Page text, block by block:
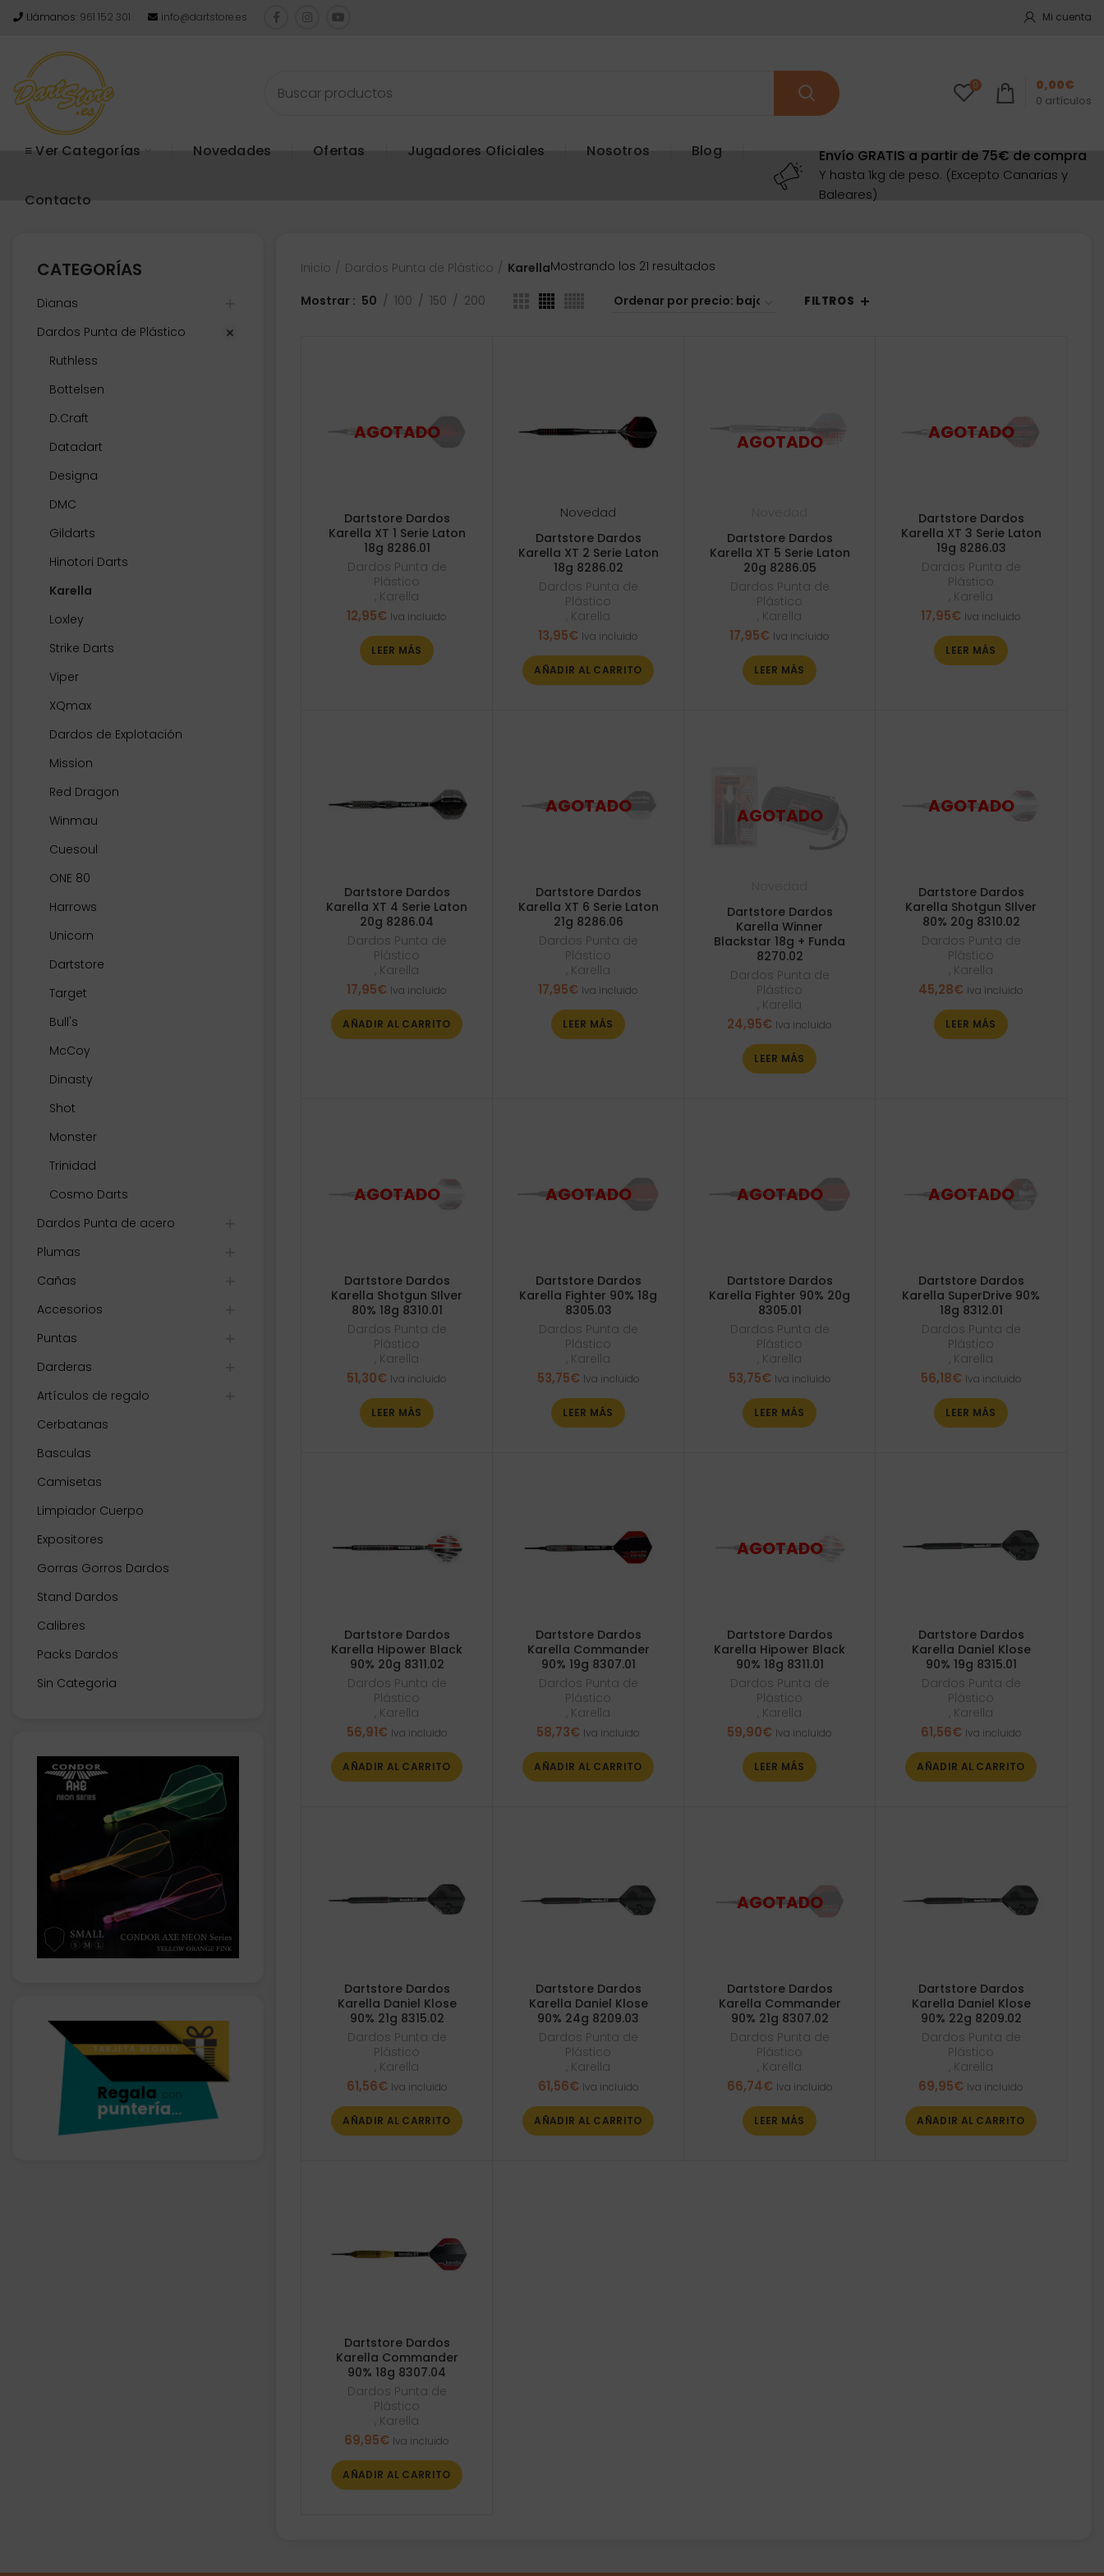
Llámanos: 961 152 301 info@dartstore.es Mi cuenta
0
0 artículos
0,00€
≡ Ver Categorías Novedades Ofertas Jugadores Oficiales Nosotros Blog
Contacto
Envío GRATIS a partir de 75€ de compra
Y hasta 1kg de peso. (Excepto Canarias y
Baleares)
CATEGORÍAS
Dianas
Dardos Punta de Plástico
Ruthless
Bottelsen
D.Craft
Datadart
Designa
DMC
Gildarts
Hinotori Darts
Karella
Loxley
Strike Darts
Viper
XQmax
Dardos de Explotación
Mission
Red Dragon
Winmau
Cuesoul
ONE 80
Harrows
Unicorn
Dartstore
Target
Bull's
McCoy
Dinasty
Shot
Monster
Trinidad
Cosmo Darts
Dardos Punta de acero
Plumas
Cañas
Accesorios
Puntas
Darderas
Artículos de regalo
Cerbatanas
Basculas
Camisetas
Limpiador Cuerpo
Expositores
Gorras Gorros Dardos
Stand Dardos
Calibres
Packs Dardos
Sin Categoria
Inicio Dardos Punta de Plástico KarellaMostrando los 21 resultados
precio:
Mostrar 50 100 150 200 FILTROS
Dartstore Dardos
Karella XT 1 Serie Laton
18g 8286.01
Dardos Punta de
Plástico
, Karella
12,95€ Iva incluido
LEER MÁS
Novedad
Dartstore Dardos
Karella XT 2 Serie Laton
18g 8286.02
Dardos Punta de
Plástico
, Karella
13,95€ Iva incluido
AÑADIR AL CARRITO
Dartstore Dardos
Karella XT 5 Serie Laton
20g 8286.05
Dardos Punta de
Plástico
, Karella
17,95€ Iva incluido
LEER MÁS
Dartstore Dardos
Karella XT 3 Serie Laton
19g 8286.03
Dardos Punta de
Plástico
, Karella
17,95€ Iva incluido
LEER MÁS
Dartstore Dardos
Karella XT 4 Serie Laton
20g 8286.04
Dardos Punta de
Plástico
, Karella
17,95€ Iva incluido
AÑADIR AL CARRITO
Dartstore Dardos
Karella XT 6 Serie Laton
21g 8286.06
Dardos Punta de
Plástico
, Karella
17,95€ Iva incluido
LEER MÁS
Dartstore Dardos
Karella Winner
Blackstar 18g + Funda
8270.02
Dardos Punta de
Plástico
, Karella
24,95€ Iva incluido
LEER MÁS
Dartstore Dardos
Karella Shotgun SIlver
80% 20g 8310.02
Dardos Punta de
Plástico
, Karella
45,28€ Iva incluido
LEER MÁS
Dartstore Dardos
Karella Shotgun SIlver
80% 18g 8310.01
Dardos Punta de
Plástico
, Karella
51,30€ Iva incluido
LEER MÁS
Dartstore Dardos
Karella Fighter 90% 18g
8305.03
Dardos Punta de
Plástico
, Karella
53,75€ Iva incluido
LEER MÁS
Dartstore Dardos
Karella Fighter 90% 20g
8305.01
Dardos Punta de
Plástico
, Karella
53,75€ Iva incluido
LEER MÁS
Dartstore Dardos
Karella SuperDrive 90%
18g 8312.01
Dardos Punta de
Plástico
, Karella
56,18€ Iva incluido
LEER MÁS
Dartstore Dardos
Karella Hipower Black
90% 20g 8311.02
Dardos Punta de
Plástico
, Karella
56,91€ Iva incluido
AÑADIR AL CARRITO
Dartstore Dardos
Karella Commander
90% 19g 8307.01
Dardos Punta de
Plástico
, Karella
58,73€ Iva incluido
AÑADIR AL CARRITO
Dartstore Dardos
Karella Hipower Black
90% 18g 8311.01
Dardos Punta de
Plástico
, Karella
59,90€ Iva incluido
LEER MÁS
Dartstore Dardos
Karella Daniel Klose
90% 19g 8315.01
Dardos Punta de
Plástico
, Karella
61,56€ Iva incluido
AÑADIR AL CARRITO
Dartstore Dardos
Karella Daniel Klose
90% 21g 8315.02
Dardos Punta de
Plástico
, Karella
61,56€ Iva incluido
AÑADIR AL CARRITO
Dartstore Dardos
Karella Daniel Klose
90% 24g 8209.03
Dardos Punta de
Plástico
, Karella
61,56€ Iva incluido
AÑADIR AL CARRITO
Dartstore Dardos
Karella Commander
90% 21g 8307.02
Dardos Punta de
Plástico
, Karella
66,74€ Iva incluido
LEER MÁS
Dartstore Dardos
Karella Daniel Klose
90% 22g 8209.02
Dardos Punta de
Plástico
, Karella
69,95€ Iva incluido
AÑADIR AL CARRITO
Dartstore Dardos
Karella Commander
90% 18g 8307.04
Dardos Punta de
Plástico
, Karella
69,95€ Iva incluido
AÑADIR AL CARRITO